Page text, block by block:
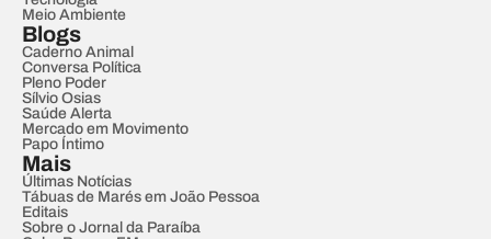
Meio Ambiente
Blogs
Caderno Animal
Conversa Política
Pleno Poder
Sílvio Osias
Saúde Alerta
Mercado em Movimento
Papo Íntimo
Mais
Últimas Notícias
Tábuas de Marés em João Pessoa
Editais
Sobre o Jornal da Paraíba